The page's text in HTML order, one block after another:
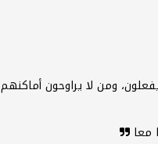
ومن لا يراوحون أماكنهم
معا